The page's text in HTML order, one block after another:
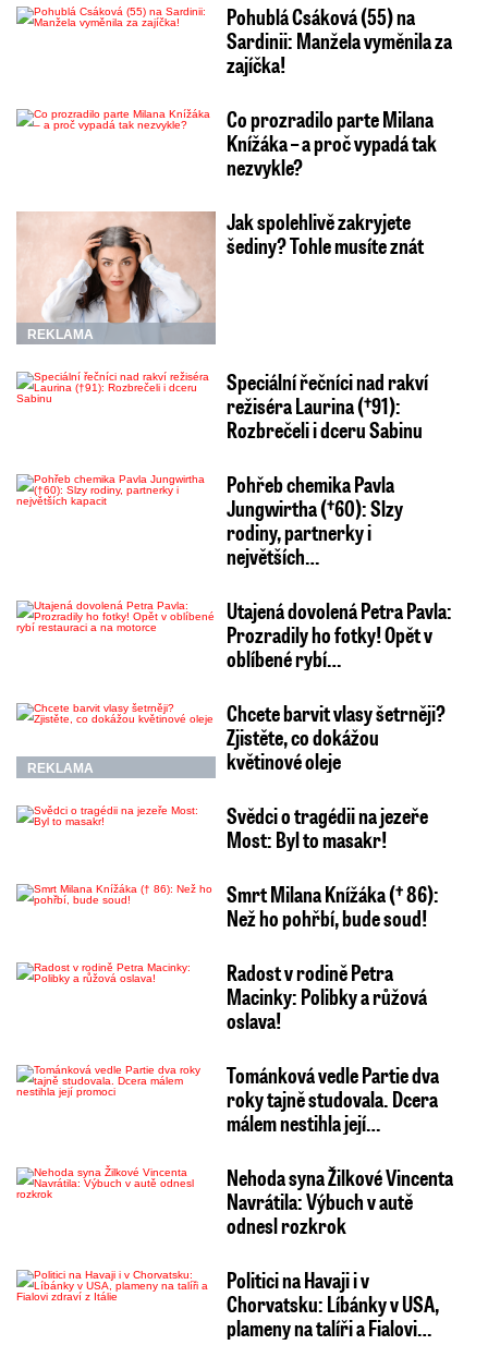
Pohublá Csáková (55) na
Sardinii: Manžela vyměnila za
zajíčka!
Co prozradilo parte Milana
Knížáka – a proč vypadá tak
nezvykle?
REKLAMA
Jak spolehlivě zakryjete
šediny? Tohle musíte znát
Speciální řečníci nad rakví
režiséra Laurina (†91):
Rozbrečeli i dceru Sabinu
Pohřeb chemika Pavla
Jungwirtha (†60): Slzy
rodiny, partnerky i
největších…
Utajená dovolená Petra Pavla:
Prozradily ho fotky! Opět v
oblíbené rybí…
REKLAMA
Chcete barvit vlasy šetrněji?
Zjistěte, co dokážou
květinové oleje
Svědci o tragédii na jezeře
Most: Byl to masakr!
Smrt Milana Knížáka († 86):
Než ho pohřbí, bude soud!
Radost v rodině Petra
Macinky: Polibky a růžová
oslava!
Tománková vedle Partie dva
roky tajně studovala. Dcera
málem nestihla její…
Nehoda syna Žilkové Vincenta
Navrátila: Výbuch v autě
odnesl rozkrok
Politici na Havaji i v
Chorvatsku: Líbánky v USA,
plameny na talíři a Fialovi…